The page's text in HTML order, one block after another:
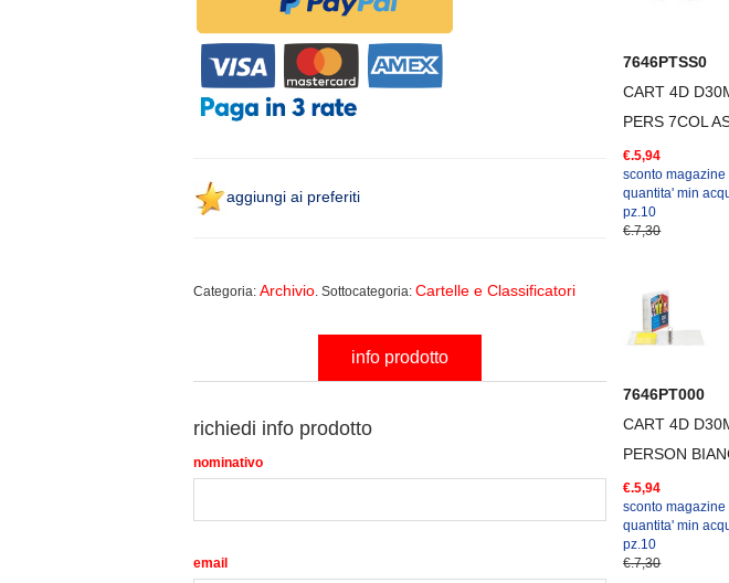
aggiungi ai preferiti
Categoria:Archivio . Sottocategoria:Cartelle e Classificatori
info prodotto
richiedi info prodotto
nominativo
email
7646PTSS0
CART 4D
PERS 7COL
€.5,94
sconto magazine
quantita' min
pz.10
€.7,30
7646PT000
CART 4D
PERSON
€.5,94
sconto magazine
quantita' min
pz.10
€.7,30